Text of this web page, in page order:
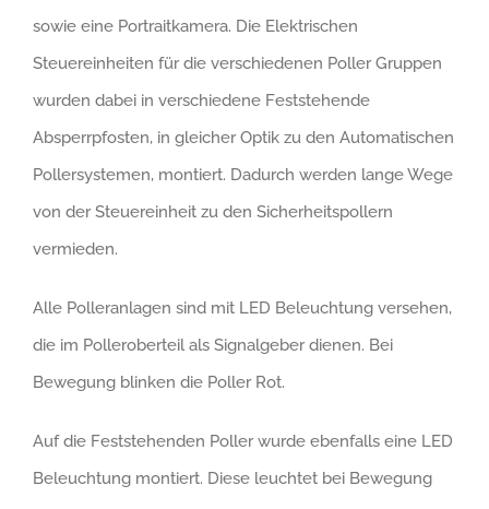
sowie eine Portraitkamera. Die Elektrischen
Steuereinheiten für die verschiedenen Poller Gruppen
wurden dabei in verschiedene Feststehende
Absperrpfosten, in gleicher Optik zu den Automatischen
Pollersystemen, montiert. Dadurch werden lange Wege
von der Steuereinheit zu den Sicherheitspollern
vermieden.
Alle Polleranlagen sind mit LED Beleuchtung versehen,
die im Polleroberteil als Signalgeber dienen. Bei
Bewegung blinken die Poller Rot.
Auf die Feststehenden Poller wurde ebenfalls eine LED
Beleuchtung montiert. Diese leuchtet bei Bewegung